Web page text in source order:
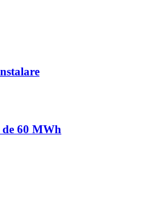
de 60 MWh